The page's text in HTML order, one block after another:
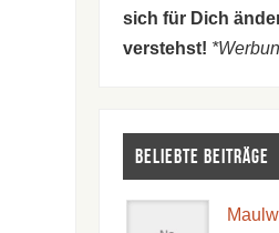
sich für Dich
verstehst!
Beliebte Beiträge